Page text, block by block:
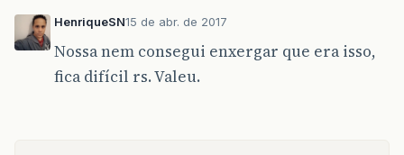
HenriqueSN15 de abr. de 2017
Nossa nem consegui enxergar que era isso,
fica difícil rs. Valeu.